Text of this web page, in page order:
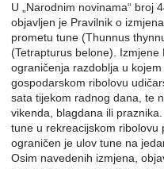
U „Narodnim novinama“ broj
objavljen je Pravilnik o
prometu tune (Thunnus
(Tetrapturus belone).
ograničenja razdoblja u
gospodarskom ribolovu
sata tijekom radnog dana, te
vikenda, blagdana ili
tune u rekreacijskom
ograničen je ulov tune na
Osim navedenih izmjena,